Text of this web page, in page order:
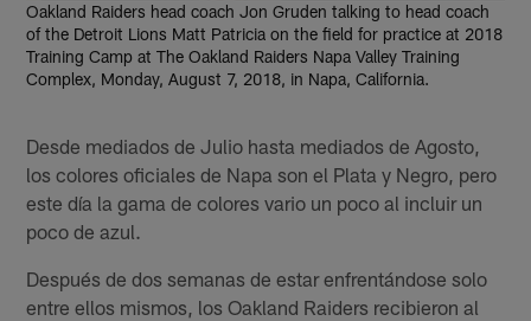
Oakland Raiders head coach Jon Gruden talking to head coach
of the Detroit Lions Matt Patricia on the field for practice at 2018
Training Camp at The Oakland Raiders Napa Valley Training
Complex, Monday, August 7, 2018, in Napa, California.
Desde mediados de Julio hasta mediados de Agosto,
los colores oficiales de Napa son el Plata y Negro, pero
este día la gama de colores vario un poco al incluir un
poco de azul.
Después de dos semanas de estar enfrentándose solo
entre ellos mismos, los Oakland Raiders recibieron al